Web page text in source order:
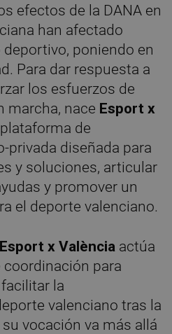
efectos de la DANA en
han afectado
poniendo en
Para dar respuesta a
los esfuerzos de
marcha, nace Esport x
de
privada diseñada para
y soluciones, articular
y promover un
el deporte valenciano.
Esport x València actúa
para
la
valenciano tras la
vocación va más allá